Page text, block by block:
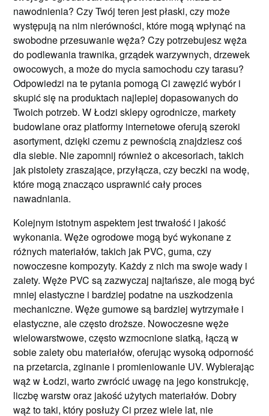
nawodnienia? Czy Twój teren jest płaski, czy może
występują na nim nierówności, które mogą wpłynąć na
swobodne przesuwanie węża? Czy potrzebujesz węża
do podlewania trawnika, grządek warzywnych, drzewek
owocowych, a może do mycia samochodu czy tarasu?
Odpowiedzi na te pytania pomogą Ci zawęzić wybór i
skupić się na produktach najlepiej dopasowanych do
Twoich potrzeb. W Łodzi sklepy ogrodnicze, markety
budowlane oraz platformy internetowe oferują szeroki
asortyment, dzięki czemu z pewnością znajdziesz coś
dla siebie. Nie zapomnij również o akcesoriach, takich
jak pistolety zraszające, przyłącza, czy beczki na wodę,
które mogą znacząco usprawnić cały proces
nawadniania.
Kolejnym istotnym aspektem jest trwałość i jakość
wykonania. Węże ogrodowe mogą być wykonane z
różnych materiałów, takich jak PVC, guma, czy
nowoczesne kompozyty. Każdy z nich ma swoje wady i
zalety. Węże PVC są zazwyczaj najtańsze, ale mogą być
mniej elastyczne i bardziej podatne na uszkodzenia
mechaniczne. Węże gumowe są bardziej wytrzymałe i
elastyczne, ale często droższe. Nowoczesne węże
wielowarstwowe, często wzmocnione siatką, łączą w
sobie zalety obu materiałów, oferując wysoką odporność
na przetarcia, zginanie i promieniowanie UV. Wybierając
wąż w Łodzi, warto zwrócić uwagę na jego konstrukcję,
liczbę warstw oraz jakość użytych materiałów. Dobry
wąż to taki, który posłuży Ci przez wiele lat, nie